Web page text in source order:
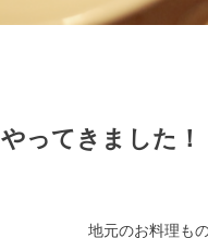
ってきました！
地元のお料理も